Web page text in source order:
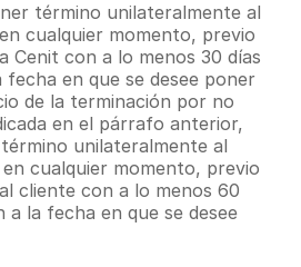
término unilateralmente al
cualquier momento, previo
Cenit con a lo menos 30 días
fecha en que se desee poner
de la terminación por no
en el párrafo anterior,
unilateralmente al
cualquier momento, previo
cliente con a lo menos 60
a la fecha en que se desee